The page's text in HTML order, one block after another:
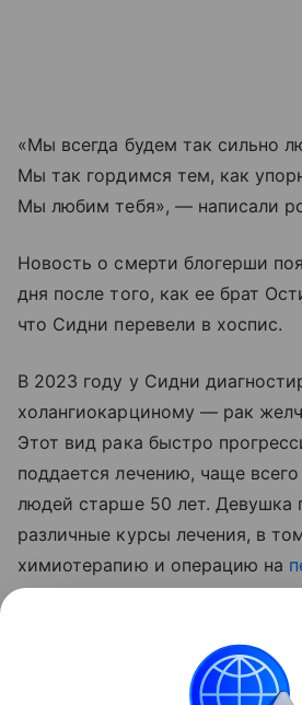
«Мы всегда будем так сильно
Мы так гордимся тем, как
Мы любим тебя», — написали
Новость о смерти блогерши
дня после того, как ее брат
что Сидни перевели в хоспис.
В 2023 году у Сидни
холангиокарциному — рак
Этот вид рака быстро
поддается лечению, чаще
людей старше 50 лет. Девушка
различные курсы лечения, в
химиотерапию и операцию на
состоянием здоровья она, в